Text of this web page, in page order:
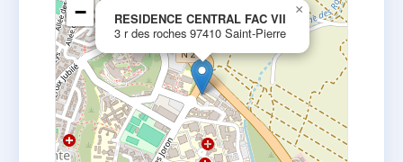
RESIDENCE CENTRAL FAC VII
3 r des roches 97410 Saint-Pierre
×
−